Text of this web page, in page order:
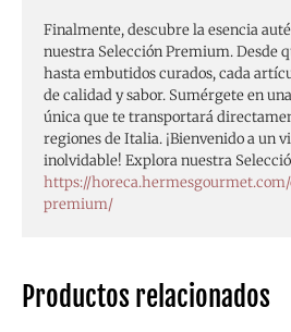
Productos relacionados
Finalmente, descubre la esencia
nuestra Selección Premium. Desde
hasta embutidos curados, cada
de calidad y sabor. Sumérgete en
única que te transportará
regiones de Italia. ¡Bienvenido a un
inolvidable! Explora nuestra
https://
premium/